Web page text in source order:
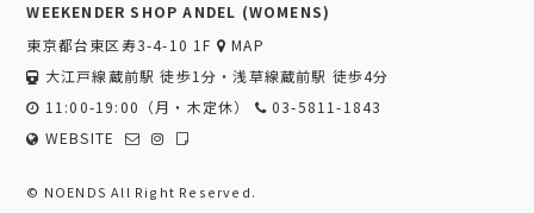
WEEKENDER SHOP ANDEL (WOMENS)
東京都台東区寿3-4-10 1F
MAP
大江戸線蔵前駅 徒歩1分・浅草線蔵前駅 徒歩4分
11:00-19:00（月・木定休）
03-5811-1843
WEBSITE
© NOENDS All Right Reserved.